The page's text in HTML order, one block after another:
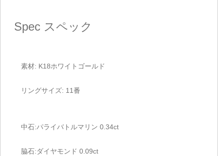
Spec スペック
素材: K18ホワイトゴールド
リングサイズ: 11番
中石:パライバトルマリン 0.34ct
脇石:ダイヤモンド 0.09ct